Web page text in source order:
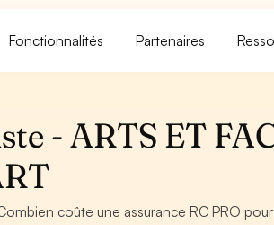
Fonctionnalités Partenaires
- ARTS ET
coûte une assurance RC PRO